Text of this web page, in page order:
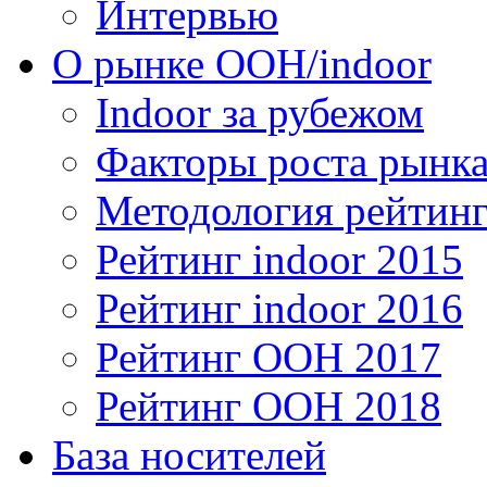
Интервью
О рынке OOH/indoor
Indoor за рубежом
Факторы роста
Методология
Рейтинг indoor 2015
Рейтинг indoor 2016
Рейтинг OOH 2017
Рейтинг OOH 2018
База носителей